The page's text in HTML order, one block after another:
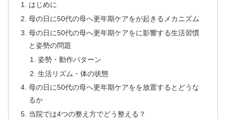
はじめに
母の日に50代の母へ更年期ケアをが起きるメカニズム
母の日に50代の母へ更年期ケアをに影響する生活習慣
と姿勢の問題
姿勢・動作パターン
生活リズム・体の状態
母の日に50代の母へ更年期ケアをを放置するとどうな
るか
当院では4つの整え方でどう整える？